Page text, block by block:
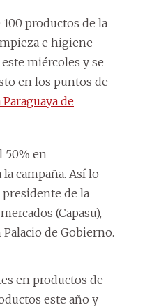
productos de la
e higiene
miércoles y se
en los puntos de
Paraguaya de
50% en
campaña. Así lo
de la
(Capasu),
de Gobierno.
en productos de
este año y